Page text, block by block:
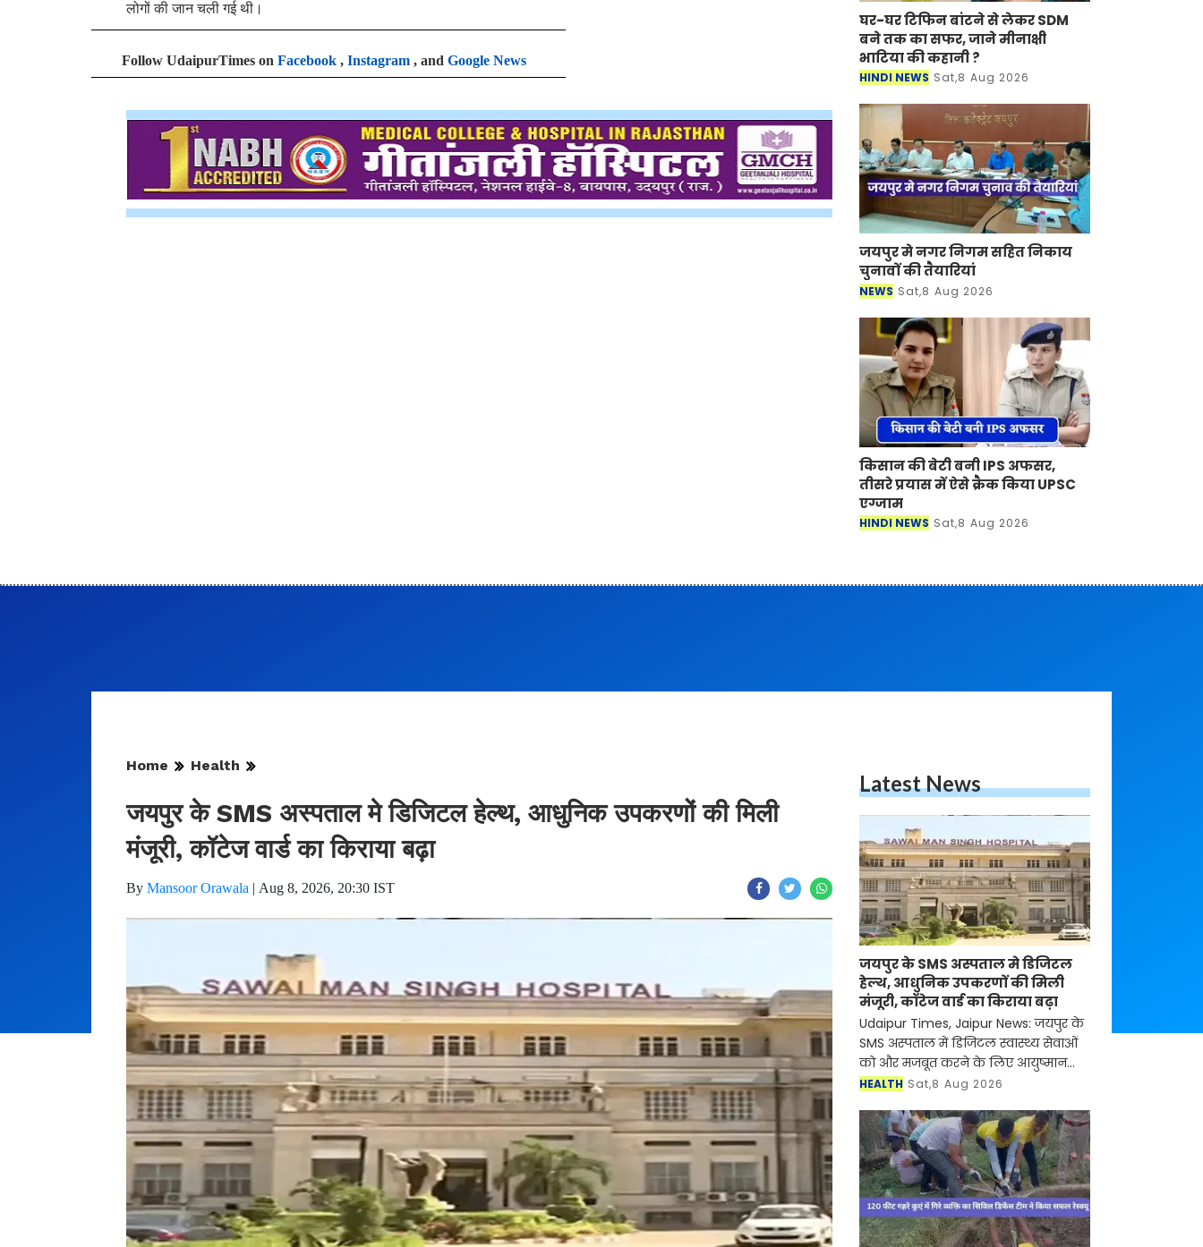
लोगों की जान चली गई थी।
Follow UdaipurTimes on Facebook , Instagram , and Google News
घर-घर टिफिन बांटने से लेकर SDM
बने तक का सफर, जाने मीनाक्षी
भाटिया की कहानी ?
HINDI NEWS Sat,8 Aug 2026
जयपुर मे नगर निगम सहित निकाय
चुनावों की तैयारियां
NEWS Sat,8 Aug 2026
किसान की बेटी बनी IPS अफसर,
तीसरे प्रयास में ऐसे क्रैक किया UPSC
एग्जाम
HINDI NEWS Sat,8 Aug 2026
Home Health
जयपुर के SMS अस्पताल मे डिजिटल हेल्थ, आधुनिक उपकरणों की मिली
मंजूरी, कॉटेज वार्ड का किराया बढ़ा
By Mansoor Orawala | Aug 8, 2026, 20:30 IST
Latest News
जयपुर के SMS अस्पताल मे डिजिटल
हेल्थ, आधुनिक उपकरणों की मिली
मंजूरी, कॉटेज वार्ड का किराया बढ़ा
Udaipur Times, Jaipur News: जयपुर के
SMS अस्पताल में डिजिटल स्वास्थ्य सेवाओं
को और मजबूत करने के लिए आयुष्मान
भारत डिजिटल मिशन की डिजिटल हेल्थ
अधिक मूल्य के न
HEALTH Sat,8 Aug 2026